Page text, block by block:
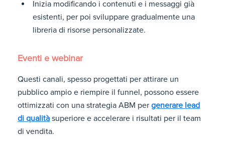
Inizia modificando i contenuti e i messaggi già
esistenti, per poi sviluppare gradualmente una
libreria di risorse personalizzate.
Eventi e webinar
Questi canali, spesso progettati per attirare un
pubblico ampio e riempire il funnel, possono essere
ottimizzati con una strategia ABM per generare lead
di qualità superiore e accelerare i risultati per il team
di vendita.